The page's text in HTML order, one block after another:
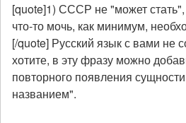
[quote]1) СССР не "может стать",
что-то мочь, как минимум,
[/quote] Русский язык с вами не
хотите, в эту фразу можно
повторного появления
названием".